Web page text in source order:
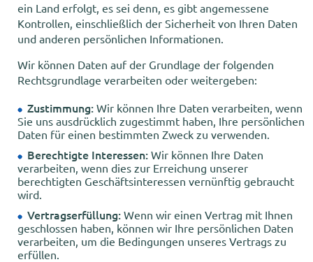
ein Land erfolgt, es sei denn, es gibt angemessene
Kontrollen, einschließlich der Sicherheit von Ihren Daten
und anderen persönlichen Informationen.
Wir können Daten auf der Grundlage der folgenden
Rechtsgrundlage verarbeiten oder weitergeben:
Zustimmung: Wir können Ihre Daten verarbeiten, wenn
Sie uns ausdrücklich zugestimmt haben, Ihre persönlichen
Daten für einen bestimmten Zweck zu verwenden.
Berechtigte Interessen: Wir können Ihre Daten
verarbeiten, wenn dies zur Erreichung unserer
berechtigten Geschäftsinteressen vernünftig gebraucht
wird.
Vertragserfüllung: Wenn wir einen Vertrag mit Ihnen
geschlossen haben, können wir Ihre persönlichen Daten
verarbeiten, um die Bedingungen unseres Vertrags zu
erfüllen.